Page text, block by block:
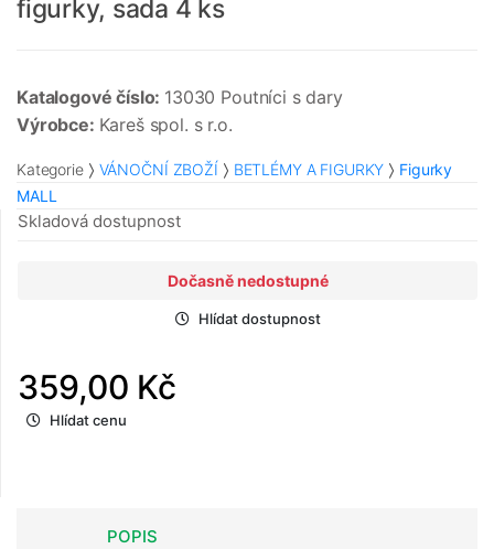
figurky, sada 4 ks
Katalogové číslo: 13030 Poutníci s dary
Výrobce: Kareš spol. s r.o.
Kategorie VÁNOČNÍ ZBOŽÍ BETLÉMY A FIGURKY
Figurky
MALL
Skladová dostupnost
Dočasně nedostupné
Hlídat dostupnost
359,00 Kč
Hlídat cenu
POPIS